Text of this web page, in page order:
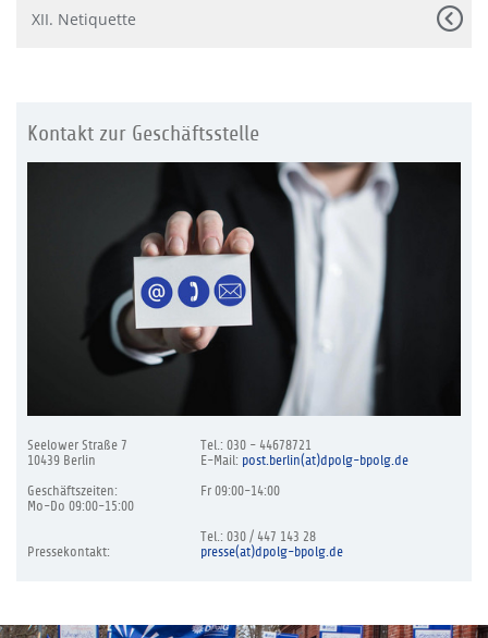
XII. Netiquette
Kontakt zur Geschäftsstelle
Seelower Straße 7
10439 Berlin
Geschäftszeiten:
Mo-Do 09:00-15:00
Pressekontakt:
Tel.: 030 - 44678721
E-Mail: post.berlin(at)dpolg-bpolg.de
Fr 09:00-14:00
Tel.: 030 / 447 143 28
presse(at)dpolg-bpolg.de